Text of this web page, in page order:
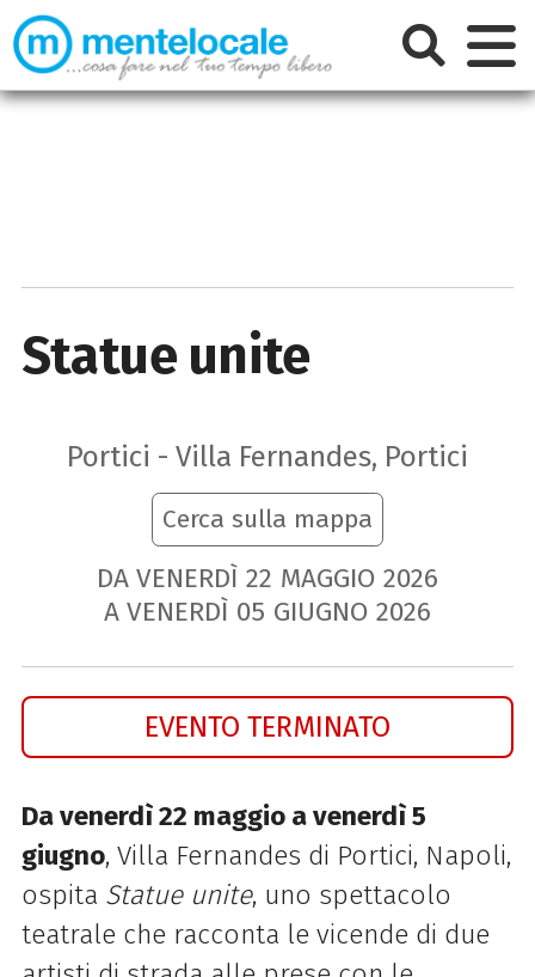
Statue unite
Portici - Villa Fernandes, Portici
Cerca sulla mappa
DA VENERDÌ 22 MAGGIO 2026
A VENERDÌ 05 GIUGNO 2026
EVENTO TERMINATO
Da venerdì 22 maggio a venerdì 5
giugno, Villa Fernandes di Portici, Napoli,
ospita Statue unite, uno spettacolo
teatrale che racconta le vicende di due